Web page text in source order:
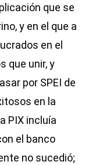
que se
y en el que a
en el
que unir, y
por SPEI de
en la
PIX incluía
el banco
no sucedió;